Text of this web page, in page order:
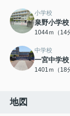
小学校
泉野小学校
1044ｍ（14
中学校
一宮中学校
1401ｍ（18
地図